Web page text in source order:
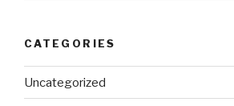
CATEGORIES
Uncategorized